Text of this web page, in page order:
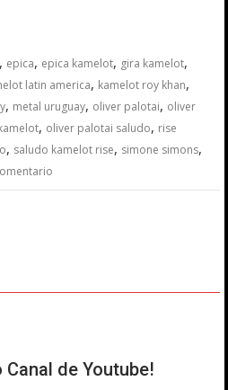
, epica, epica kamelot, gira kamelot,
latin america, kamelot roy khan,
, metal uruguay, oliver palotai, oliver
, oliver palotai saludo, rise
, saludo kamelot rise, simone simons,
de Youtube!